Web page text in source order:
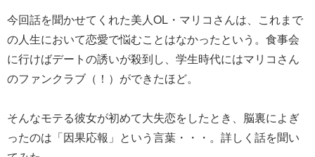
今回話を聞かせてくれた美人OL・マリコさんは、これまで
の人生において恋愛で悩むことはなかったという。食事会
に行けばデートの誘いが殺到し、学生時代にはマリコさん
のファンクラブ（！）ができたほど。
そんなモテる彼女が初めて大失恋をしたとき、脳裏によぎ
ったのは「因果応報」という言葉・・・。詳しく話を聞い